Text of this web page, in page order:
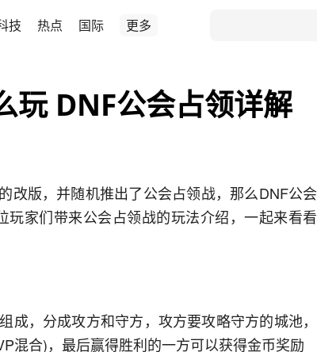
技 热点 国际 更多
玩 DNF公会占领详解
改版，并随机推出了公会占领战，那么DNF公会
玩家们带来公会占领战的玩法介绍，一起来看看
成，分成攻方和守方，攻方要攻略守方的城池，
混合)，最后赢得胜利的一方可以获得金币奖励